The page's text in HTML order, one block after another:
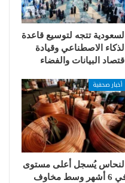
السعودية تتجه لتوسيع قاعدة
الذكاء الاصطناعي وقيادة
اقتصاد البيانات والفضاء
أخبار صحفية
النحاس يُسجل أعلى مستوى
في 6 أشهر وسط مخاوف